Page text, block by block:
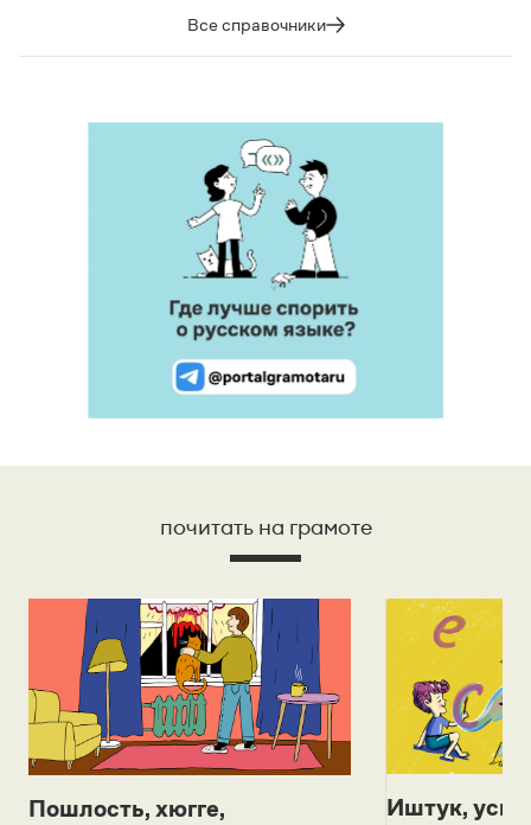
Все справочники
почитать на грамоте
Пошлость, хюгге,
Иштук,